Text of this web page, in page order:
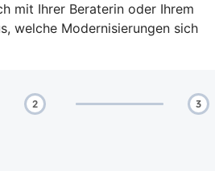
mit Ihrer Beraterin oder Ihrem
welche Modernisierungen sich